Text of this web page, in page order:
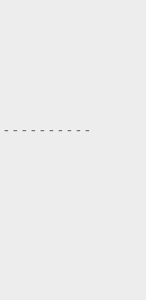
- - - - - - - - -